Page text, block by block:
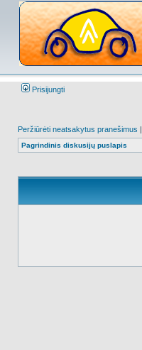
Prisijungti
Peržiūrėti neatsakytus pranešimus |
Pagrindinis diskusijų puslapis